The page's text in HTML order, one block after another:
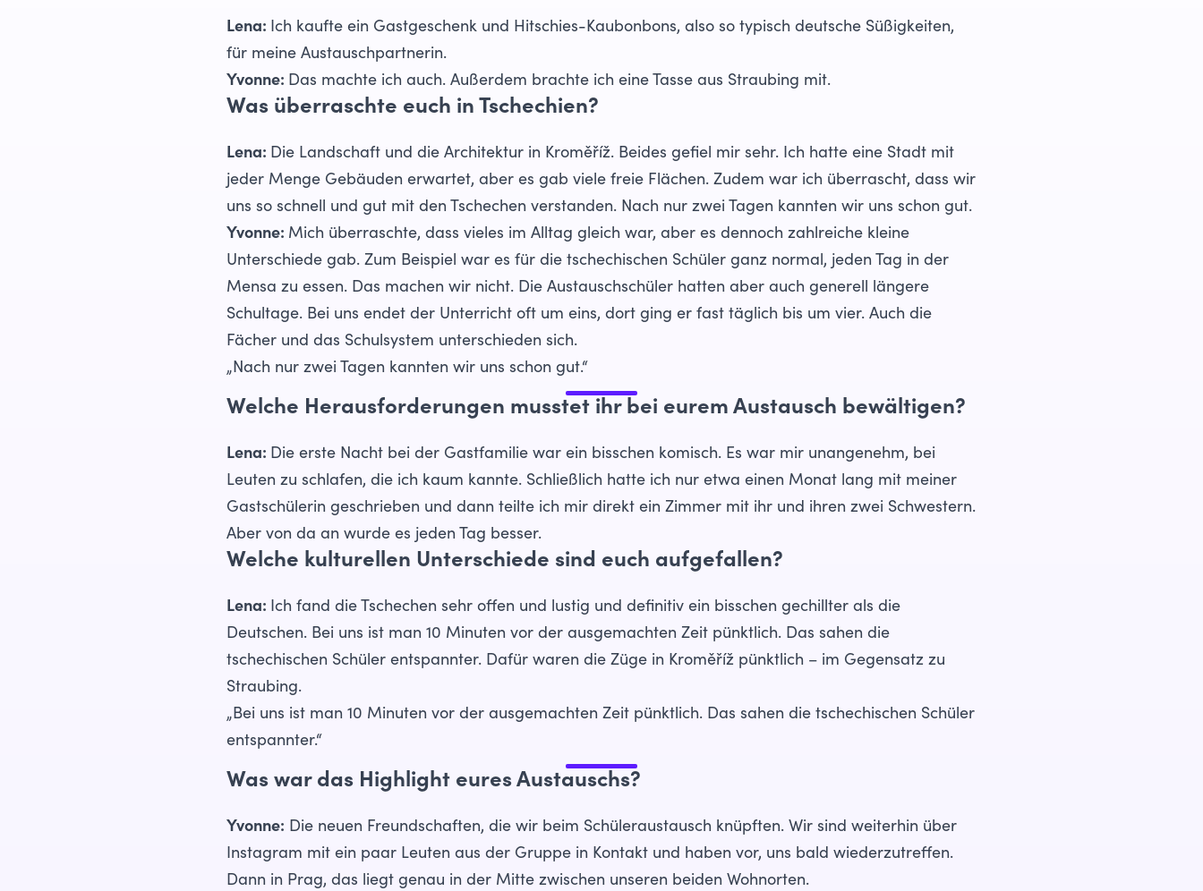
Lena: Ich kaufte ein Gastgeschenk und Hitschies-Kaubonbons, also so typisch deutsche Süßigkeiten,
für meine Austauschpartnerin.
Yvonne: Das machte ich auch. Außerdem brachte ich eine Tasse aus Straubing mit.
Was überraschte euch in Tschechien?
Lena: Die Landschaft und die Architektur in Kroměříž. Beides gefiel mir sehr. Ich hatte eine Stadt mit
jeder Menge Gebäuden erwartet, aber es gab viele freie Flächen. Zudem war ich überrascht, dass wir
uns so schnell und gut mit den Tschechen verstanden. Nach nur zwei Tagen kannten wir uns schon gut.
Yvonne: Mich überraschte, dass vieles im Alltag gleich war, aber es dennoch zahlreiche kleine
Unterschiede gab. Zum Beispiel war es für die tschechischen Schüler ganz normal, jeden Tag in der
Mensa zu essen. Das machen wir nicht. Die Austauschschüler hatten aber auch generell längere
Schultage. Bei uns endet der Unterricht oft um eins, dort ging er fast täglich bis um vier. Auch die
Fächer und das Schulsystem unterschieden sich.
„Nach nur zwei Tagen kannten wir uns schon gut.“
Welche Herausforderungen musstet ihr bei eurem Austausch bewältigen?
Lena: Die erste Nacht bei der Gastfamilie war ein bisschen komisch. Es war mir unangenehm, bei
Leuten zu schlafen, die ich kaum kannte. Schließlich hatte ich nur etwa einen Monat lang mit meiner
Gastschülerin geschrieben und dann teilte ich mir direkt ein Zimmer mit ihr und ihren zwei Schwestern.
Aber von da an wurde es jeden Tag besser.
Welche kulturellen Unterschiede sind euch aufgefallen?
Lena: Ich fand die Tschechen sehr offen und lustig und definitiv ein bisschen gechillter als die
Deutschen. Bei uns ist man 10 Minuten vor der ausgemachten Zeit pünktlich. Das sahen die
tschechischen Schüler entspannter. Dafür waren die Züge in Kroměříž pünktlich – im Gegensatz zu
Straubing.
„Bei uns ist man 10 Minuten vor der ausgemachten Zeit pünktlich. Das sahen die tschechischen Schüler
entspannter.“
Was war das Highlight eures Austauschs?
Yvonne: Die neuen Freundschaften, die wir beim Schüleraustausch knüpften. Wir sind weiterhin über
Instagram mit ein paar Leuten aus der Gruppe in Kontakt und haben vor, uns bald wiederzutreffen.
Dann in Prag, das liegt genau in der Mitte zwischen unseren beiden Wohnorten.